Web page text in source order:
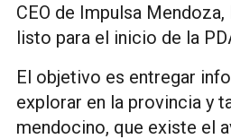
CEO de Impulsa
listo para el inicio de la
El objetivo es entregar
explorar en la provincia y
mendocino, que existe el